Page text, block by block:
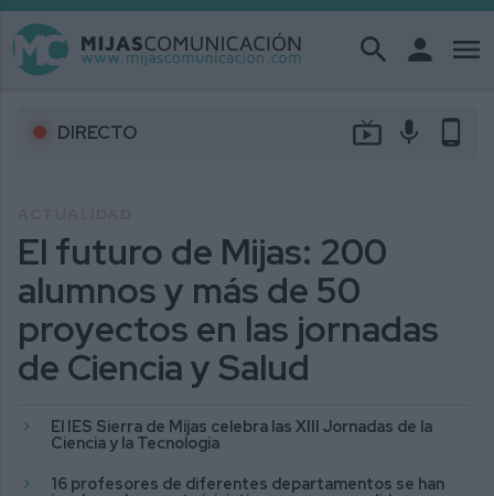
search person menu
DIRECTO live_tv mic phone_android
El futuro de Mijas: 200
alumnos y más de 50
proyectos en las jornadas
de Ciencia y Salud
El IES Sierra de Mijas celebra las XIII Jornadas de la
Ciencia y la Tecnología
16 profesores de diferentes departamentos se han